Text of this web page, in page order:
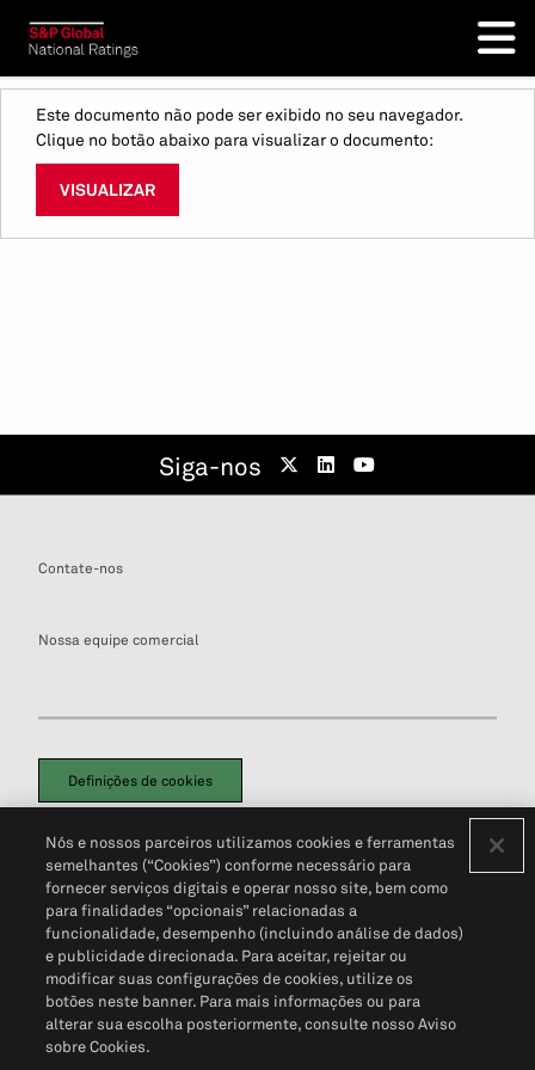
Este documento não pode ser exibido no seu navegador.
Clique no botão abaixo para visualizar o documento:
VISUALIZAR
Siga-nos
Contate-nos
Nossa equipe comercial
Definições de cookies
Política de PrivacidadePortal de privacidade do cliente (em inglês)
Não Venda Minhas Informações Pessoais© 2026 S&P Global
Nós e nossos parceiros utilizamos cookies e ferramentas
semelhantes (“Cookies”) conforme necessário para
fornecer serviços digitais e operar nosso site, bem como
para finalidades “opcionais” relacionadas a
funcionalidade, desempenho (incluindo análise de dados)
e publicidade direcionada. Para aceitar, rejeitar ou
modificar suas configurações de cookies, utilize os
botões neste banner. Para mais informações ou para
alterar sua escolha posteriormente, consulte nosso Aviso
sobre Cookies.